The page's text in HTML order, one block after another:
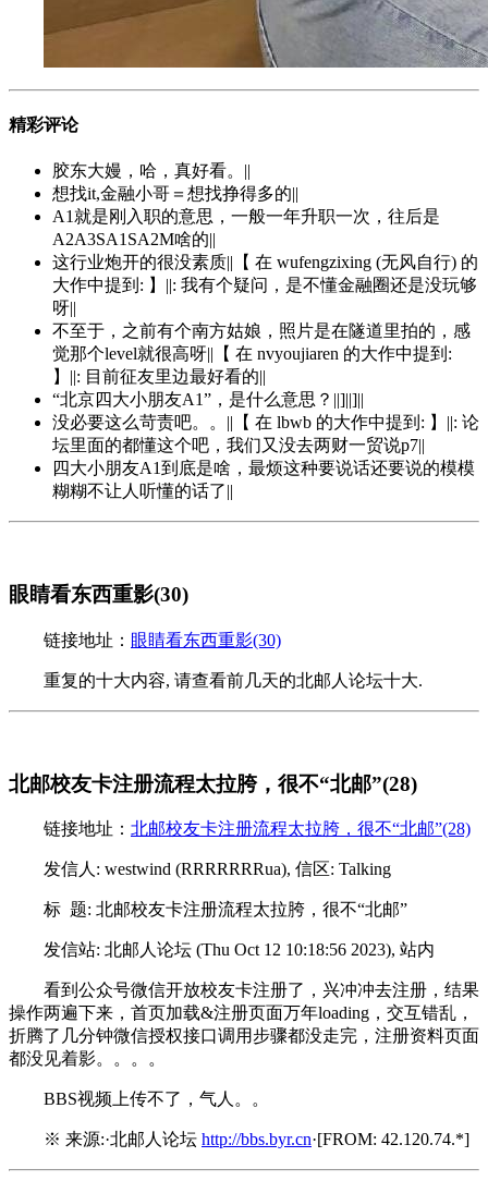
精彩评论
胶东大嫚，哈，真好看。||
想找it,金融小哥＝想找挣得多的||
A1就是刚入职的意思，一般一年升职一次，往后是
A2A3SA1SA2M啥的||
这行业炮开的很没素质||【 在 wufengzixing (无风自行) 的
大作中提到: 】||: 我有个疑问，是不懂金融圈还是没玩够
呀||
不至于，之前有个南方姑娘，照片是在隧道里拍的，感
觉那个level就很高呀||【 在 nvyoujiaren 的大作中提到:
】||: 目前征友里边最好看的||
“北京四大小朋友A1”，是什么意思？||]||]||
没必要这么苛责吧。。||【 在 lbwb 的大作中提到: 】||: 论
坛里面的都懂这个吧，我们又没去两财一贸说p7||
四大小朋友A1到底是啥，最烦这种要说话还要说的模模
糊糊不让人听懂的话了||
眼睛看东西重影(30)
链接地址： 眼睛看东西重影(30)
重复的十大内容, 请查看前几天的北邮人论坛十大.
北邮校友卡注册流程太拉胯，很不“北邮”(28)
链接地址： 北邮校友卡注册流程太拉胯，很不“北邮”(28)
发信人: westwind (RRRRRRRua), 信区: Talking
标 题: 北邮校友卡注册流程太拉胯，很不“北邮”
发信站: 北邮人论坛 (Thu Oct 12 10:18:56 2023), 站内
看到公众号微信开放校友卡注册了，兴冲冲去注册，结果
操作两遍下来，首页加载&注册页面万年loading，交互错乱，
折腾了几分钟微信授权接口调用步骤都没走完，注册资料页面
都没见着影。。。。
BBS视频上传不了，气人。。
※ 来源:·北邮人论坛 http://bbs.byr.cn·[FROM: 42.120.74.*]